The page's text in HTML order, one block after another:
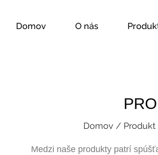
Domov O nás
Domov / Produkt
Medzi naše produkty patrí